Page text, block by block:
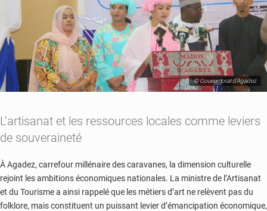
© Gouvernorat d'Agadez
L’artisanat et les ressources locales comme leviers
de souveraineté
À Agadez, carrefour millénaire des caravanes, la dimension culturelle
rejoint les ambitions économiques nationales. La ministre de l’Artisanat
et du Tourisme a ainsi rappelé que les métiers d’art ne relèvent pas du
folklore, mais constituent un puissant levier d’émancipation économique,